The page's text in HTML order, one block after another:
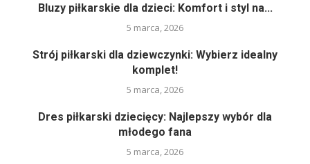
Bluzy piłkarskie dla dzieci: Komfort i styl na...
5 marca, 2026
Strój piłkarski dla dziewczynki: Wybierz idealny
komplet!
5 marca, 2026
Dres piłkarski dziecięcy: Najlepszy wybór dla
młodego fana
5 marca, 2026